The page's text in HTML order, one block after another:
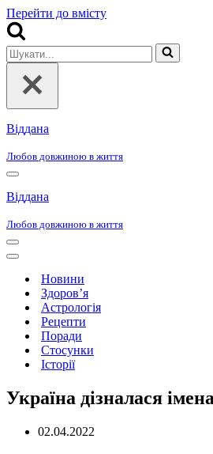
Перейти до вмісту
Шукати...
Віддана
Любов довжиною в життя
Меню
навігації
Віддана
Любов довжиною в життя
Меню
навігації
Меню
навігаціїНовини
Здоров’я
Астрологія
Рецепти
Поради
Стосунки
Історії
Україна дізналася
02.04.2022